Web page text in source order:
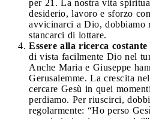
per 21. La nostra vita
desiderio, lavoro e sforzo
avvicinarci a Dio, dobbiamo
stancarci di lottare.
Essere alla ricerca
di vista facilmente Dio nel
Anche Maria e Giuseppe
Gerusalemme. La crescita
cercare Gesù in quei
perdiamo. Per riuscirci,
regolarmente: “Ho perso